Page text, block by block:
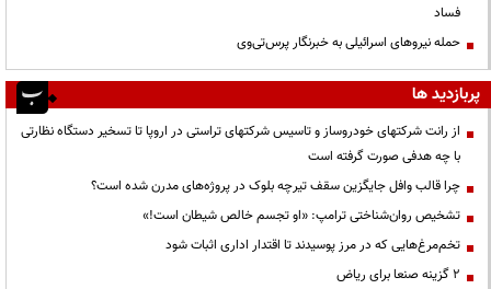
فساد
حمله نیروهای اسرائیلی به خبرنگار پرس‌تی‌وی
پربازدید ها
از رانت‌ شرکتهای خودروساز و تاسیس شرکتهای تراستی در اروپا تا تسخیر دستگاه نظارتی
با چه هدفی صورت گرفته است
چرا قالب وافل جایگزین سقف تیرچه بلوک در پروژه‌های مدرن شده است؟
تشخیص روان‌شناختی ترامپ: «او تجسم خالص شیطان است!»
تخم‌مرغ‌هایی که در مرز پوسیدند تا اقتدار اداری اثبات شود
۲ گزینه صنعا برای ریاض